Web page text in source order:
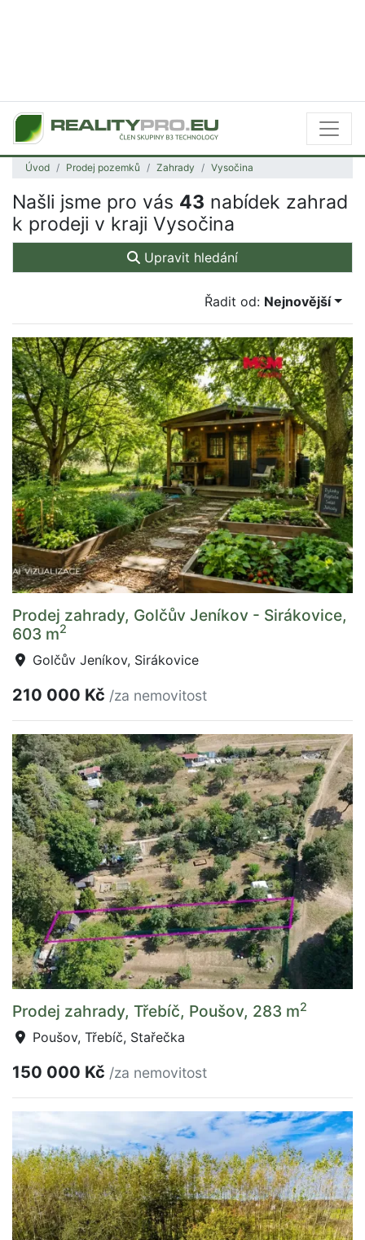
Úvod Prodej pozemků Zahrady Vysočina
Našli jsme pro vás 43 nabídek zahrad
k prodeji v kraji Vysočina
Upravit hledání
Řadit od: Nejnovější
Prodej zahrady, Golčův Jeníkov - Sirákovice,
603 m2
Golčův Jeníkov, Sirákovice
210 000 Kč /za nemovitost
Prodej zahrady, Třebíč, Poušov, 283 m2
Poušov, Třebíč, Stařečka
150 000 Kč /za nemovitost